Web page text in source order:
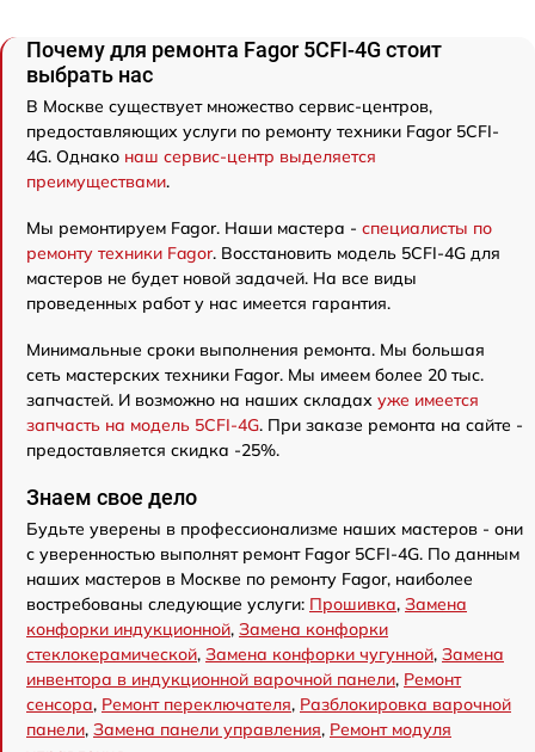
Почему для ремонта Fagor 5CFI-4G стоит
выбрать нас
В Москве существует множество сервис-центров,
предоставляющих услуги по ремонту техники Fagor 5CFI-
4G. Однако наш сервис-центр выделяется
преимуществами.
Мы ремонтируем Fagor. Наши мастера - специалисты по
ремонту техники Fagor. Восстановить модель 5CFI-4G для
мастеров не будет новой задачей. На все виды
проведенных работ у нас имеется гарантия.
Минимальные сроки выполнения ремонта. Мы большая
сеть мастерских техники Fagor. Мы имеем более 20 тыс.
запчастей. И возможно на наших складах уже имеется
запчасть на модель 5CFI-4G. При заказе ремонта на сайте -
предоставляется скидка -25%.
Знаем свое дело
Будьте уверены в профессионализме наших мастеров - они
с уверенностью выполнят ремонт Fagor 5CFI-4G. По данным
наших мастеров в Москве по ремонту Fagor, наиболее
востребованы следующие услуги: Прошивка, Замена
конфорки индукционной, Замена конфорки
стеклокерамической, Замена конфорки чугунной, Замена
инвентора в индукционной варочной панели, Ремонт
сенсора, Ремонт переключателя, Разблокировка варочной
панели, Замена панели управления, Ремонт модуля